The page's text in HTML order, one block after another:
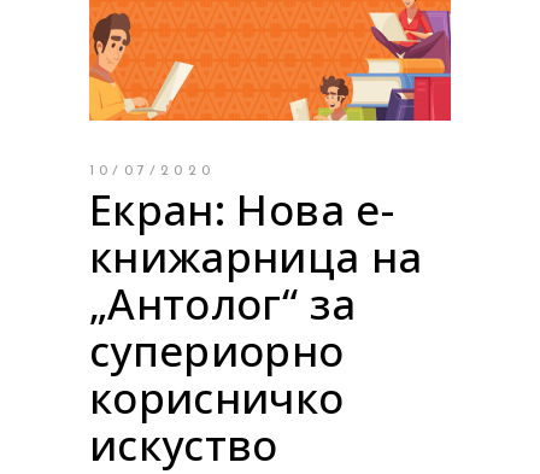
10/07/2020
Екран: Нова е-
книжарница на
„Антолог“ за
супериорно
корисничко
искуство